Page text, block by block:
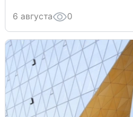
6 августа 0